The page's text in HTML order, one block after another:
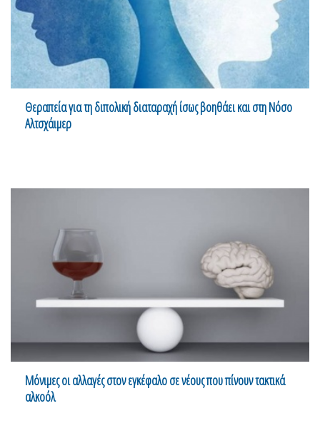
Θεραπεία για τη διπολική διαταραχή ίσως βοηθάει και στη Νόσο
Αλτσχάιμερ
Μόνιμες οι αλλαγές στον εγκέφαλο σε νέους που πίνουν τακτικά
αλκοόλ